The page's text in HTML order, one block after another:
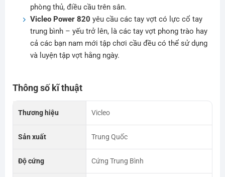
phòng thủ, điều cầu trên sân.
Vicleo Power 820 yêu cầu các tay vợt có lực cổ tay
trung bình – yếu trở lên, là các tay vợt phong trào hay
cả các bạn nam mới tập chơi cầu đều có thể sử dụng
và luyện tập vợt hằng ngày.
Thông số kĩ thuật
Thương hiệu Vicleo
Sản xuất Trung Quốc
Độ cứng Cứng Trung Bình